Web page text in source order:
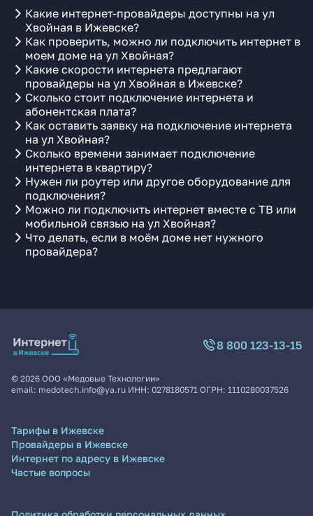
Какие интернет-провайдеры доступны на ул
Хвойная в Ижевске?
Как проверить, можно ли подключить интернет в
моем доме на ул Хвойная?
Какие скорости интернета предлагают
провайдеры на ул Хвойная в Ижевске?
Сколько стоит подключение интернета и
абонентская плата?
Как оставить заявку на подключение интернета
на ул Хвойная?
Сколько времени занимает подключение
интернета в квартиру?
Нужен ли роутер или другое оборудование для
подключения?
Можно ли подключить интернет вместе с ТВ или
мобильной связью на ул Хвойная?
Что делать, если в моём доме нет нужного
провайдера?
8 800 123-13-15
© 2026 ООО «Медовые Технологии»
email: medotech.info@ya.ru ИНН: 0278180571 ОГРН: 1110280037526
Тарифы в Ижевске
Провайдеры в Ижевске
Интернет по адресу в Ижевске
Частые вопросы